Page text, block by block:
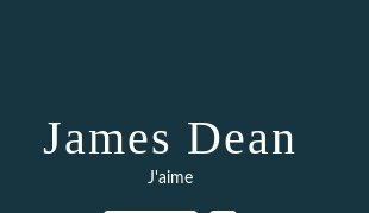
James Dean
J'aime